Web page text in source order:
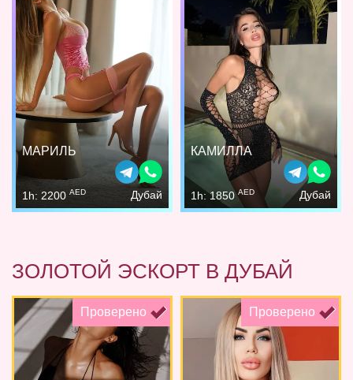
МАРИЛЬ
1h: 2200 AED Дубай
КАМИЛЛА
1h: 1850AED Дубай
ЗОЛОТОЙ ЭСКОРТ В ДУБАЙ
Проверено Проверено